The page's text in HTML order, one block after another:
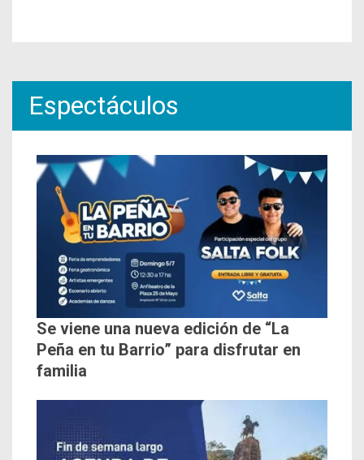
Espectáculos
Se viene una nueva edición de “La
Peña en tu Barrio” para disfrutar en
familia